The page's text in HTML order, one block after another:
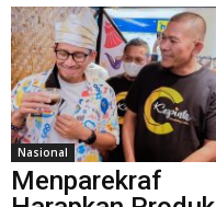
Nasional
Menparekraf